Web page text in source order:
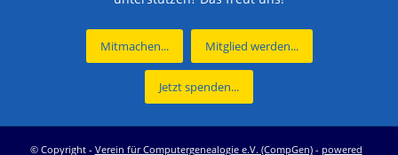
Mitmachen... Mitglied werden...
Jetzt spenden...
© Copyright - Verein für Computergenealogie e.V. (CompGen)- powered